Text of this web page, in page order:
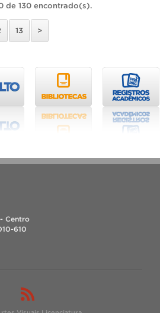
de 130 encontrado(s).
13 >
Centro
610